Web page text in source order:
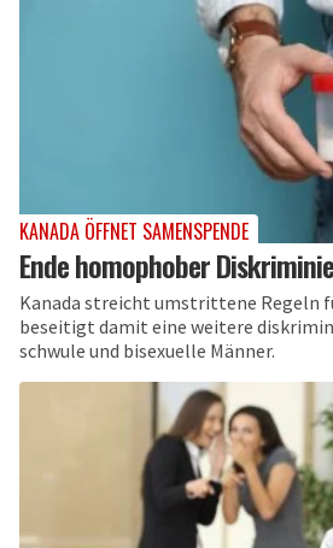
KANADA ÖFFNET SAMENSPENDE
Ende homophober
Kanada streicht umstrittene Regeln
beseitigt damit eine weitere
schwule und bisexuelle Männer.